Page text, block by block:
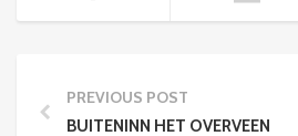
PREVIOUS POST
BUITENINN HET OVERVEEN